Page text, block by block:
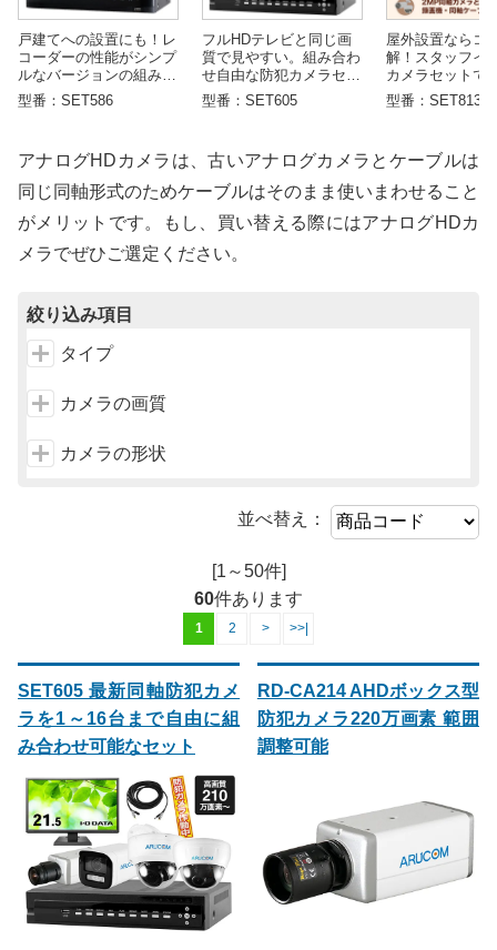
戸建てへの設置にも！レ
コーダーの性能がシンプ
ルなバージョンの組み合
わせ自由な防犯カメラセ
ットです
型番：SET586
フルHDテレビと同じ画
質で見やすい。組み合わ
せ自由な防犯カメラセッ
トです。
型番：SET605
屋外設置ならコ
解！スタッフイ
カメラセットで
型番：SET813
アナログHDカメラは、古いアナログカメラとケーブルは
同じ同軸形式のためケーブルはそのまま使いまわせること
がメリットです。もし、買い替える際にはアナログHDカ
メラでぜひご選定ください。
絞り込み項目
タイプ
カメラの画質
カメラの形状
並べ替え：
[1～50件]
60件あります
1 2 > >>|
SET605 最新同軸防犯カメ
ラを1～16台まで自由に組
み合わせ可能なセット
RD-CA214 AHDボックス型
防犯カメラ220万画素 範囲
調整可能